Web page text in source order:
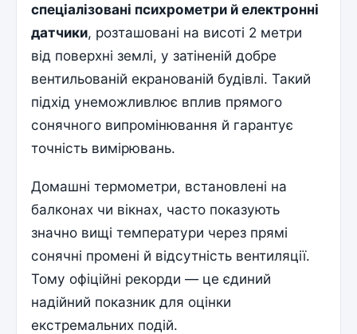
спеціалізовані психрометри й електронні
датчики, розташовані на висоті 2 метри
від поверхні землі, у затіненій добре
вентильованій екранованій будівлі. Такий
підхід унеможливлює вплив прямого
сонячного випромінювання й гарантує
точність вимірювань.
Домашні термометри, встановлені на
балконах чи вікнах, часто показують
значно вищі температури через прямі
сонячні промені й відсутність вентиляції.
Тому офіційні рекорди — це єдиний
надійний показник для оцінки
екстремальних подій.